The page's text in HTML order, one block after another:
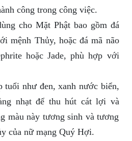
công trong công việc.
cho Mặt Phật bao gồm đá
mệnh Thủy, hoặc đá mã não
hoặc Jade, phù hợp với
tuổi như đen, xanh nước biển,
nhạt để thu hút cát lợi và
màu này tương sinh và tương
của nữ mạng Quý Hợi.